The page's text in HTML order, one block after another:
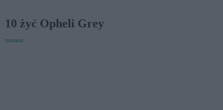
10 żyć Opheli Grey
romans